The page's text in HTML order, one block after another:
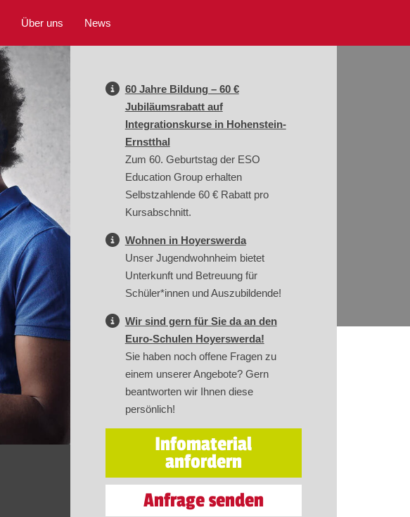
Über uns News
60 Jahre Bildung – 60 €
Jubiläumsrabatt auf
Integrationskurse in Hohenstein-
Ernstthal
Zum 60. Geburtstag der ESO
Education Group erhalten
Selbstzahlende 60 € Rabatt pro
Kursabschnitt.
Wohnen in Hoyerswerda
Unser Jugendwohnheim bietet
Unterkunft und Betreuung für
Schüler*innen und Auszubildende!
Wir sind gern für Sie da an den
Euro-Schulen Hoyerswerda!
Sie haben noch offene Fragen zu
einem unserer Angebote? Gern
beantworten wir Ihnen diese
persönlich!
Infomaterial
anfordern
Anfrage senden